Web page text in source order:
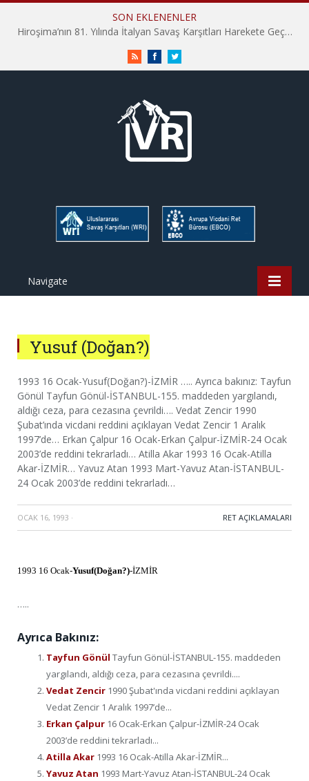
SON EKLENENLER
Hiroşima’nın 81. Yılında İtalyan Savaş Karşıtları Harekete Geçti: “Hatırlamak yeterli değil”
RSS FacebookTwitter
Navigate
Yusuf (Doğan?)
1993 16 Ocak-Yusuf(Doğan?)-İZMİR ….. Ayrıca bakınız: Tayfun
Gönül Tayfun Gönül-İSTANBUL-155. maddeden yargılandı,
aldığı ceza, para cezasına çevrildi…. Vedat Zencir 1990
Şubat’ında vicdani reddini açıklayan Vedat Zencir 1 Aralık
1997’de… Erkan Çalpur 16 Ocak-Erkan Çalpur-İZMİR-24 Ocak
2003’de reddini tekrarladı… Atilla Akar 1993 16 Ocak-Atilla
Akar-İZMİR… Yavuz Atan 1993 Mart-Yavuz Atan-İSTANBUL-
24 Ocak 2003’de reddini tekrarladı…
OCAK 16, 1993 · RET AÇIKLAMALARI
1993 16 Ocak-Yusuf(Doğan?)-İZMİR
…..
Ayrıca Bakınız:
Tayfun Gönül Tayfun Gönül-İSTANBUL-155. maddeden
yargılandı, aldığı ceza, para cezasına çevrildi....
Vedat Zencir 1990 Şubat'ında vicdani reddini açıklayan
Vedat Zencir 1 Aralık 1997’de...
Erkan Çalpur 16 Ocak-Erkan Çalpur-İZMİR-24 Ocak
2003’de reddini tekrarladı...
Atilla Akar 1993 16 Ocak-Atilla Akar-İZMİR...
Yavuz Atan 1993 Mart-Yavuz Atan-İSTANBUL-24 Ocak